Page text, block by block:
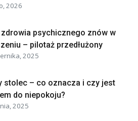
2026
zdrowia psychicznego znów w
– pilotaż przedłużony
2025
stolec – co oznacza i czy jest
do niepokoju?
2025